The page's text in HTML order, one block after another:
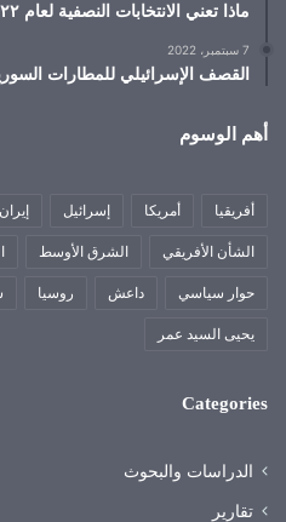
ماذا تعني الانتخابات النصفية لعام ٢٠٢٢ حتى ٢٠٢٤؟
7 سبتمبر، 2022
القصف الإسرائيلي للمطارات
أهم الوسوم
أفريقيا أمريكا إسرائيل إيران
الشأن الأفريقي الشرق الأوسط
حوار سياسي داعش روسيا
يحيى السيد عمر
Categories
الدراسات والبحوث
تقارير